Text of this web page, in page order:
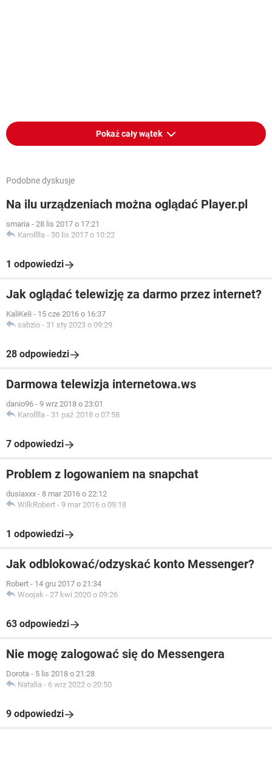
Pokaż cały wątek
Podobne dyskusje
Na ilu urządzeniach można oglądać Player.pl
smaria - 28 lis 2017 o 17:21
Karolllla - 30 lis 2017 o 10:22
1 odpowiedzi
Jak oglądać telewizję za darmo przez internet?
KaliKeli - 15 cze 2016 o 16:37
sabzio - 31 sty 2023 o 09:29
28 odpowiedzi
Darmowa telewizja internetowa.ws
danio96 - 9 wrz 2018 o 23:01
Karolllla - 31 paź 2018 o 07:58
7 odpowiedzi
Problem z logowaniem na snapchat
dusiaxxx - 8 mar 2016 o 22:12
WilkRobert - 9 mar 2016 o 09:18
1 odpowiedzi
Jak odblokować/odzyskać konto Messenger?
Robert - 14 gru 2017 o 21:34
Woojak - 27 kwi 2020 o 09:26
63 odpowiedzi
Nie mogę zalogować się do Messengera
Dorota - 5 lis 2018 o 21:28
Natalia - 6 wrz 2022 o 20:50
9 odpowiedzi